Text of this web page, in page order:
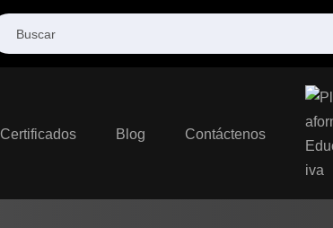
Certificados Blog Contáctenos